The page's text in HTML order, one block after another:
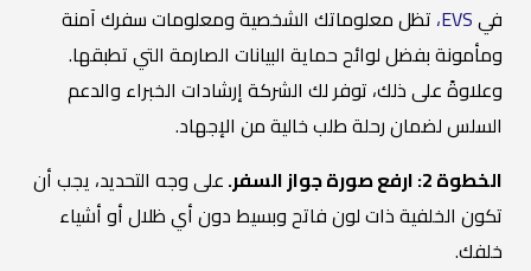
فيEVS، تظل معلوماتك الشخصية ومعلومات سفرك آمنة
ومأمونة بفضل لوائح حماية البيانات الصارمة التي تطبقها.
وعلاوةً على ذلك، توفر لك الشركة إرشادات الخبراء والدعم
السلس لضمان رحلة طلب خالية من الإجهاد.
الخطوة 2: ارفع صورة جواز السفر.
على وجه التحديد، يجب أن
تكون الخلفية ذات لون فاتح وبسيط دون أي ظلال أو أشياء
خلفك.